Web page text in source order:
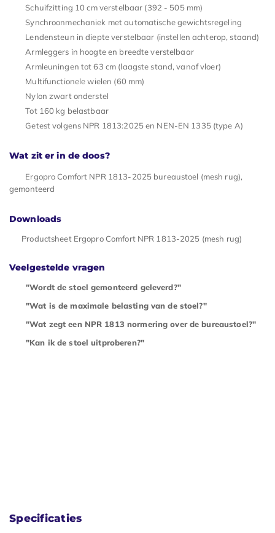
Schuifzitting 10 cm verstelbaar (392 - 505 mm)
Synchroonmechaniek met automatische gewichtsregeling
Lendensteun in diepte verstelbaar (instellen achterop, staand)
Armleggers in hoogte en breedte verstelbaar
Armleuningen tot 63 cm (laagste stand, vanaf vloer)
Multifunctionele wielen (60 mm)
Nylon zwart onderstel
Tot 160 kg belastbaar
Getest volgens NPR 1813:2025 en NEN-EN 1335 (type A)
Wat zit er in de doos?
Ergopro Comfort NPR 1813-2025 bureaustoel (mesh rug),
gemonteerd
Downloads
Productsheet Ergopro Comfort NPR 1813-2025 (mesh rug)
Veelgestelde vragen
"Wordt de stoel gemonteerd geleverd?"
"Wat is de maximale belasting van de stoel?"
"Wat zegt een NPR 1813 normering over de bureaustoel?"
"Kan ik de stoel uitproberen?"
Specificaties